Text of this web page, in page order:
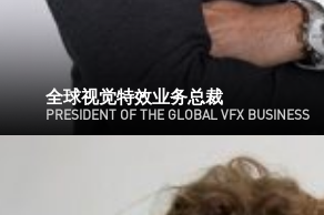
全球视觉特效业务总裁
PRESIDENT OF THE GLOBAL VFX BUSINESS